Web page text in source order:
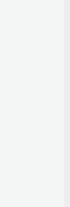
kr.
kr.
kr.
kr.
kr.
kr.
kr.
kr.
kr.